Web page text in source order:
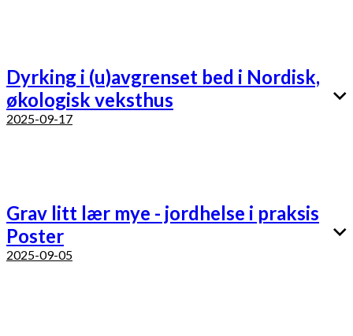
Dyrking i (u)avgrenset bed i Nordisk,
økologisk veksthus
2025-09-17
Grav litt lær mye - jordhelse i praksis
Poster
2025-09-05